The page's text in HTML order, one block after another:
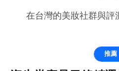
在台灣的美妝社群與
推薦